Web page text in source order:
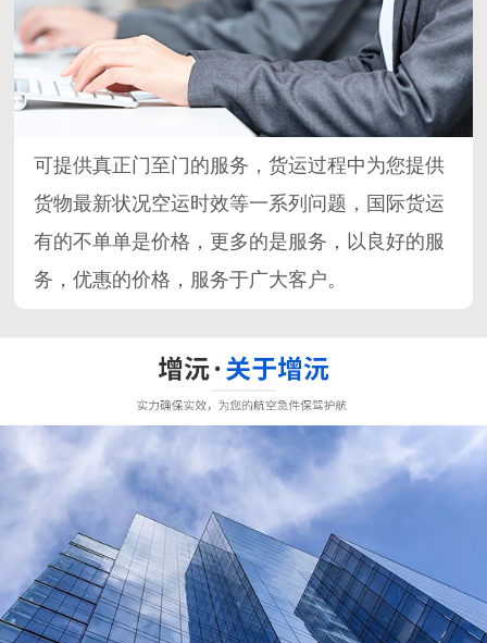
可提供真正门至门的服务，货运过程中为您提供
货物最新状况空运时效等一系列问题，国际货运
有的不单单是价格，更多的是服务，以良好的服
务，优惠的价格，服务于广大客户。